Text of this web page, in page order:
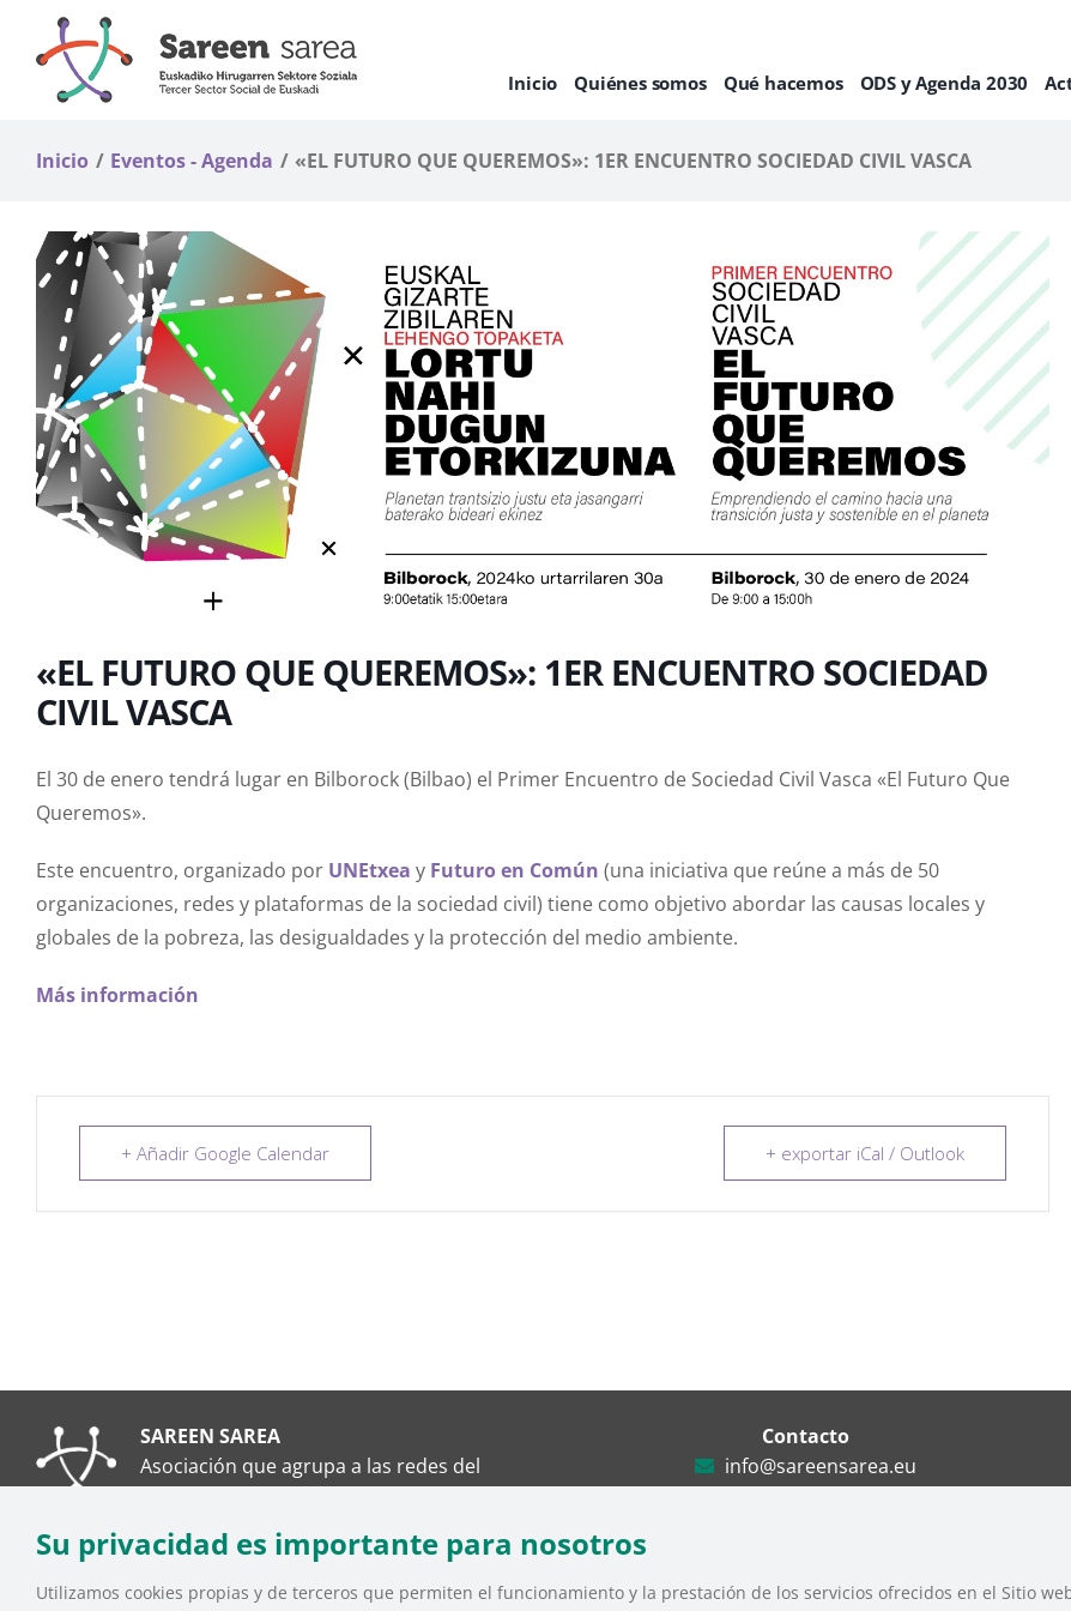
contenido
Inicio Quiénes somos Qué hacemos ODS y Agenda 2030
Inicio Eventos - Agenda «EL FUTURO QUE QUEREMOS»: 1ER ENCUENTRO SOCIEDAD CIVIL VASCA
«EL FUTURO QUE QUEREMOS»: 1ER ENCUENTRO SOCIEDAD
CIVIL VASCA
El 30 de enero tendrá lugar en Bilborock (Bilbao) el Primer Encuentro de Sociedad Civil Vasca «El Futuro Que
Queremos».
Este encuentro, organizado por UNEtxea y Futuro en Común (una iniciativa que reúne a más de 50
organizaciones, redes y plataformas de la sociedad civil) tiene como objetivo abordar las causas locales y
globales de la pobreza, las desigualdades y la protección del medio ambiente.
Más información
+ Añadir Google Calendar + exportar iCal / Outlook
SAREEN SAREA
Asociación que agrupa a las redes del
Contacto
info@sareensarea.eu
Su privacidad es importante para nosotros
Utilizamos cookies propias y de terceros que permiten el funcionamiento y la prestación de los servicios ofrecidos en el Sitio